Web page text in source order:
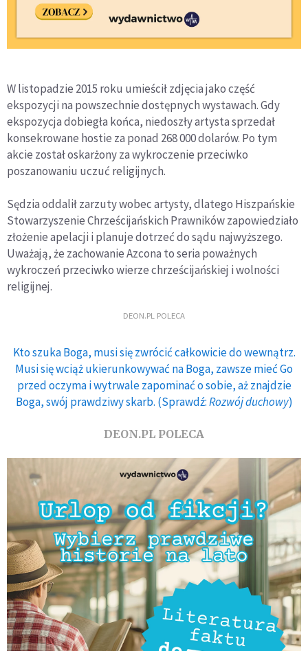
W listopadzie 2015 roku umieścił zdjęcia jako część
ekspozycji na powszechnie dostępnych wystawach. Gdy
ekspozycja dobiegła końca, niedoszły artysta sprzedał
konsekrowane hostie za ponad 268 000 dolarów. Po tym
akcie został oskarżony za wykroczenie przeciwko
poszanowaniu uczuć religijnych.
Sędzia oddalił zarzuty wobec artysty, dlatego Hiszpańskie
Stowarzyszenie Chrześcijańskich Prawników zapowiedziało
złożenie apelacji i planuje dotrzeć do sądu najwyższego.
Uważają, że zachowanie Azcona to seria poważnych
wykroczeń przeciwko wierze chrześcijańskiej i wolności
religijnej.
DEON.PL POLECA
Kto szuka Boga, musi się zwrócić całkowicie do wewnątrz.
Musi się wciąż ukierunkowywać na Boga, zawsze mieć Go
przed oczyma i wytrwale zapominać o sobie, aż znajdzie
Boga, swój prawdziwy skarb. (Sprawdź:Rozwój duchowy)
DEON.PL POLECA